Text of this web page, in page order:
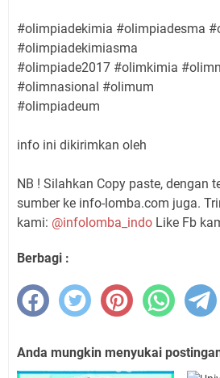
#olimpiadekimia #olimpiadesma
#olimpiadekimiasma
#olimpiade2017 #olimkimia
#olimnasional #olimum
#olimpiadeum
info ini dikirimkan oleh
NB ! Silahkan Copy paste, dengan
sumber ke info-lomba.com juga.
kami: @infolomba_indo Like Fb
Berbagi :
Anda mungkin menyukai